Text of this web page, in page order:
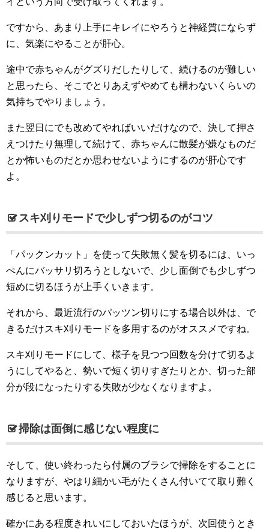
ですから、あまり上手にキレイにやろうと神経質にならず
に、気楽にやることが肝心。
途中で赤ちゃんがグズりだしたりして、続けるのが難しい
と思ったら、そこでとりあえずやめても構わないくらいの
気持ちでやりましょう。
また翌日にでも改めてやればいいだけなので、決して押さ
えつけたり無理して続けて、赤ちゃんに散髪が嫌なものだ
とか怖いものだとか思わせないようにするのが肝心です
よ。
スキ刈りモードで少しずつ切るのがコツ
「パックンカット」を使って失敗無く髪を切るには、いっ
ぺんにバッサリ切ろうとしないで、少し面倒でも少しずつ
短めに切るほうが上手くいきます。
それから、最近流行のパッツン切りにする場合以外は、で
きるだけスキ刈りモードを多用するのがオススメですね。
スキ刈りモードにして、様子を見つつ回数を分けて切るよ
うにしてやると、勢いで短く切りすぎたりとか、切った部
分が段になったりする失敗が少なくなりますよ。
掃除は面倒に感じない程度に
そして、使い終わったら付属のブラシで掃除をすることに
なりますが、やはり細かい毛がたくさん付いてて取り難く
感じると思います。
確かにある程度きれいにしておいたほうが、次回使うとき